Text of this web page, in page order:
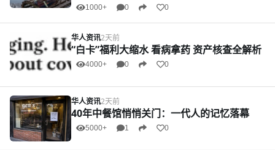
1000+ 0 0
华人资讯2天前
“白卡”福利大缩水 看病拿药 资产核查全解析
4000+ 0 0
华人资讯2天前
40年中餐馆悄悄关门：一代人的记忆落幕
5000+ 1 0